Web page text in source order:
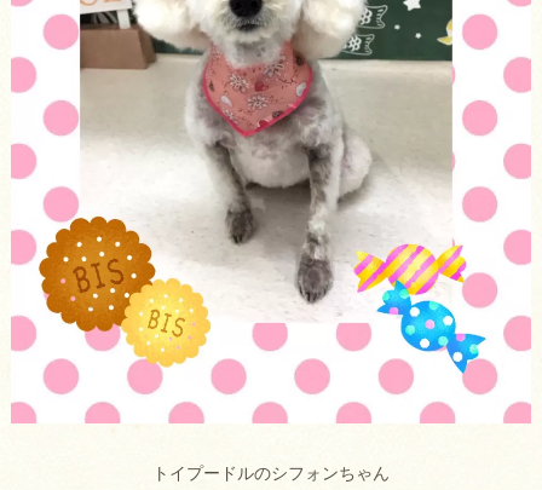
トイプードルのシフォンちゃん